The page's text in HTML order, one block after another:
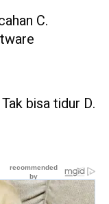
C.
bisa tidur D.